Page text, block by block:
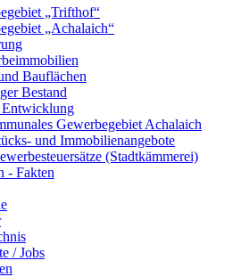
„Trifthof“
„Achalaich“
Bauflächen
Bestand
Entwicklung
Gewerbegebiet Achalaich
und Immobilienangebote
(Stadtkämmerei)
- Fakten
/ Jobs